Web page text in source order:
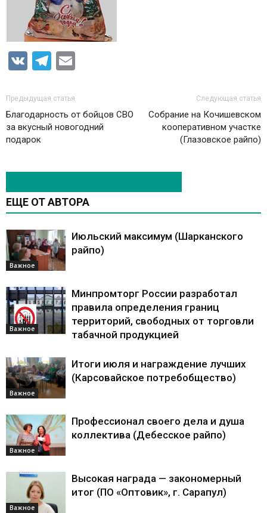
VK Telegram
Предыдущая статья
Благодарность от бойцов СВО
за вкусный новогодний
подарок
Следующая статья
Собрание на Кочишевском
кооперативном участке
(Глазовское райпо)
ЕЩЕ ОТ АВТОРА
Важное
Июльский максимум (Шарканского
райпо)
Важное
Минпромторг России разработал
правила определения границ
территорий, свободных от торговли
табачной продукцией
Важное
Итоги июля и награждение лучших
(Карсовайское потребобщество)
Важное
Профессионал своего дела и душа
коллектива (Дебесское райпо)
Важное
Высокая награда — закономерный
итог (ПО «Оптовик», г. Сарапул)